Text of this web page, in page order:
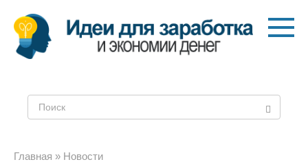
Перейти
контенту
Главная » Новости